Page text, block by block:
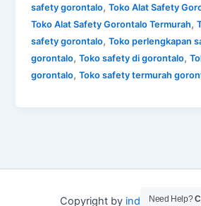
safety gorontalo,Toko Alat Safety
Toko Alat Safety Gorontalo Termurah,
safety gorontalo,Toko perlengkapan
gorontalo,Toko safety di gorontalo,
gorontalo,Toko safety termurah
Copyright by indo depo
Need Help?